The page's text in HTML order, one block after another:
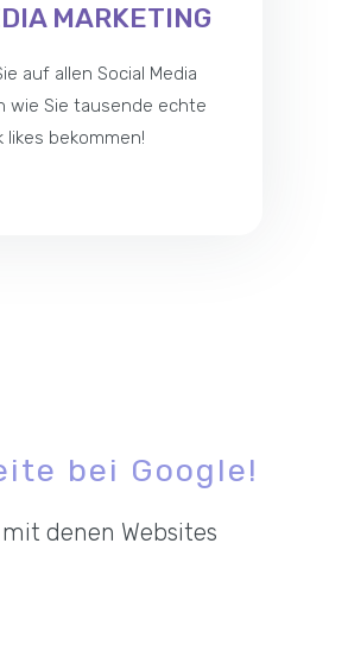
MARKETING
auf allen Social Media
wie Sie tausende echte
likes bekommen!
bei Google!
denen Websites